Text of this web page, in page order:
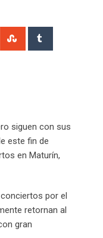
WhatsappStumbleUpon
siguen con sus
este fin de
en Maturín,
por el
retornan al
gran